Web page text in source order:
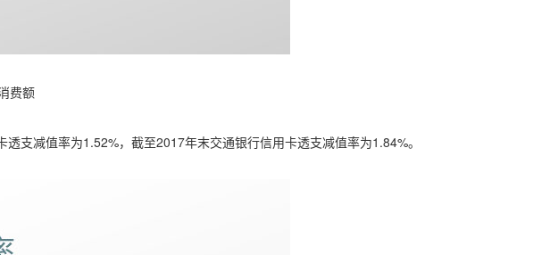
费额
支减值率为1.52%，截至2017年末交通银行信用卡透支减值率为1.84%。